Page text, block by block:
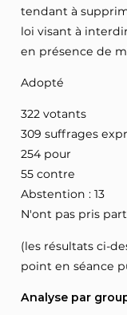
tendant à
loi visant à
en présence de
Adopté
322 votants
309 suffrages
254 pour
55 contre
Abstention : 13
N'ont pas pris
(les résultats ci-
point en séance
Analyse par